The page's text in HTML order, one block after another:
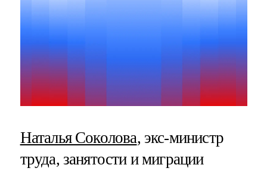
Наталья Соколова, экс-министр
труда, занятости и миграции